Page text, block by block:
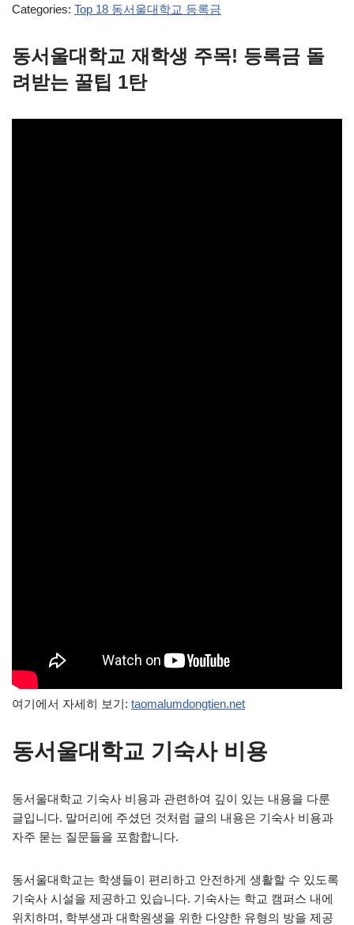
Categories: Top 18 동서울대학교 등록금
동서울대학교 재학생 주목! 등록금 돌
려받는 꿀팁 1탄
여기에서 자세히 보기: taomalumdongtien.net
동서울대학교 기숙사 비용
동서울대학교 기숙사 비용과 관련하여 깊이 있는 내용을 다룬
글입니다. 말머리에 주셨던 것처럼 글의 내용은 기숙사 비용과
자주 묻는 질문들을 포함합니다.
동서울대학교는 학생들이 편리하고 안전하게 생활할 수 있도록
기숙사 시설을 제공하고 있습니다. 기숙사는 학교 캠퍼스 내에
위치하며, 학부생과 대학원생을 위한 다양한 유형의 방을 제공